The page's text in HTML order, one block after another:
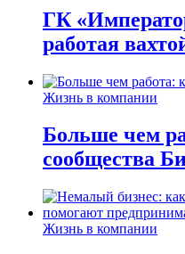
ГК
работая
Жизнь в компании
Больше чем
сообщества
Жизнь в компании